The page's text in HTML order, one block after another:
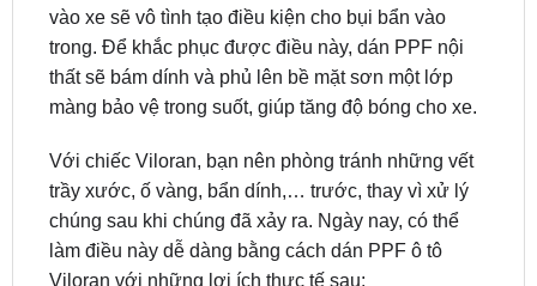
thất sẽ bám dính và phủ lên bề mặt sơn một lớp
màng bảo vệ trong suốt, giúp tăng độ bóng cho xe.
Với chiếc Viloran, bạn nên phòng tránh những vết
chúng sau khi chúng đã xảy ra. Ngày nay, có thể
làm điều này dễ dàng bằng cách dán PPF ô tô
Viloran với những lợi ích thực tế sau:
Giảm thiểu bám bẩn cho ô tô, giữ xe luôn sạch